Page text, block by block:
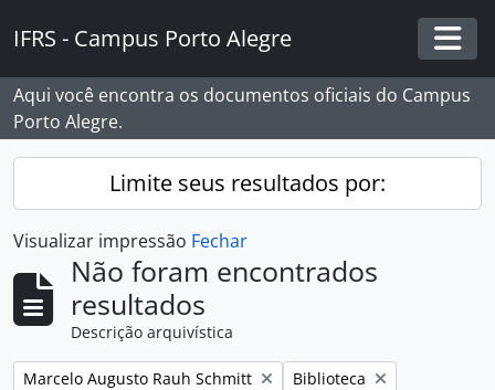
IFRS - Campus Porto Alegre
Aqui você encontra os documentos oficiais do Campus
Porto Alegre.
Limite seus resultados por:
Visualizar impressão Fechar
Não foram encontrados
resultados
Descrição arquivística
Remover filtro:
Marcelo Augusto Rauh Schmitt Remover filtro:
Biblioteca